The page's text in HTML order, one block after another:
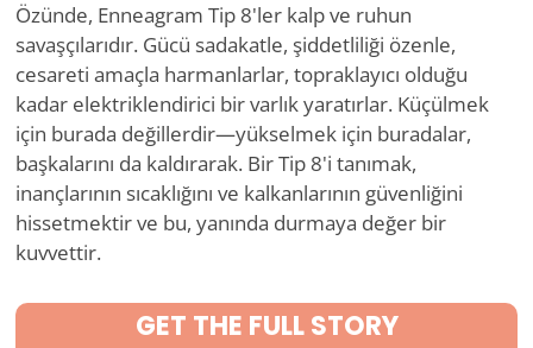
Özünde, Enneagram Tip 8'ler kalp ve ruhun
savaşçılarıdır. Gücü sadakatle, şiddetliliği özenle,
cesareti amaçla harmanlarlar, topraklayıcı olduğu
kadar elektriklendirici bir varlık yaratırlar. Küçülmek
için burada değillerdir—yükselmek için buradalar,
başkalarını da kaldırarak. Bir Tip 8'i tanımak,
inançlarının sıcaklığını ve kalkanlarının güvenliğini
hissetmektir ve bu, yanında durmaya değer bir
kuvvettir.
GET THE FULL STORY